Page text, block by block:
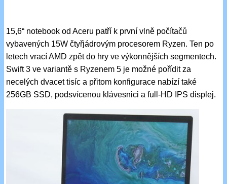
15,6“ notebook od Aceru patří k první vlně počítačů
vybavených 15W čtyřjádrovým procesorem Ryzen. Ten po
letech vrací AMD zpět do hry ve výkonnějších segmentech.
Swift 3 ve variantě s Ryzenem 5 je možné pořídit za
necelých dvacet tisíc a přitom konfigurace nabízí také
256GB SSD, podsvícenou klávesnici a full-HD IPS displej.